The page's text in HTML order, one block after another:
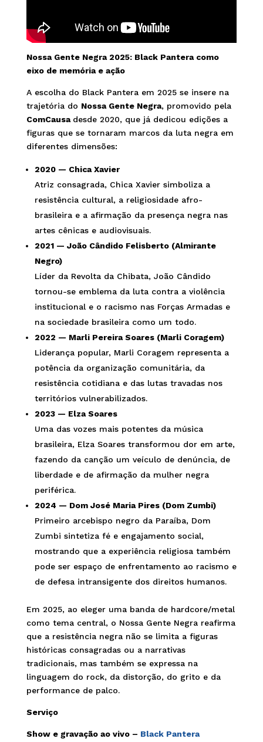
Nossa Gente Negra 2025: Black Pantera como
eixo de memória e ação
A escolha do Black Pantera em 2025 se insere na
trajetória do Nossa Gente Negra, promovido pela
ComCausa desde 2020, que já dedicou edições a
figuras que se tornaram marcos da luta negra em
diferentes dimensões:
2020 — Chica Xavier
Atriz consagrada, Chica Xavier simboliza a
resistência cultural, a religiosidade afro-
brasileira e a afirmação da presença negra nas
artes cênicas e audiovisuais.
2021 — João Cândido Felisberto (Almirante
Negro)
Líder da Revolta da Chibata, João Cândido
tornou-se emblema da luta contra a violência
institucional e o racismo nas Forças Armadas e
na sociedade brasileira como um todo.
2022 — Marli Pereira Soares (Marli Coragem)
Liderança popular, Marli Coragem representa a
potência da organização comunitária, da
resistência cotidiana e das lutas travadas nos
territórios vulnerabilizados.
2023 — Elza Soares
Uma das vozes mais potentes da música
brasileira, Elza Soares transformou dor em arte,
fazendo da canção um veículo de denúncia, de
liberdade e de afirmação da mulher negra
periférica.
2024 — Dom José Maria Pires (Dom Zumbi)
Primeiro arcebispo negro da Paraíba, Dom
Zumbi sintetiza fé e engajamento social,
mostrando que a experiência religiosa também
pode ser espaço de enfrentamento ao racismo e
de defesa intransigente dos direitos humanos.
Em 2025, ao eleger uma banda de hardcore/metal
como tema central, o Nossa Gente Negra reafirma
que a resistência negra não se limita a figuras
históricas consagradas ou a narrativas
tradicionais, mas também se expressa na
linguagem do rock, da distorção, do grito e da
performance de palco.
Serviço
Show e gravação ao vivo – Black Pantera